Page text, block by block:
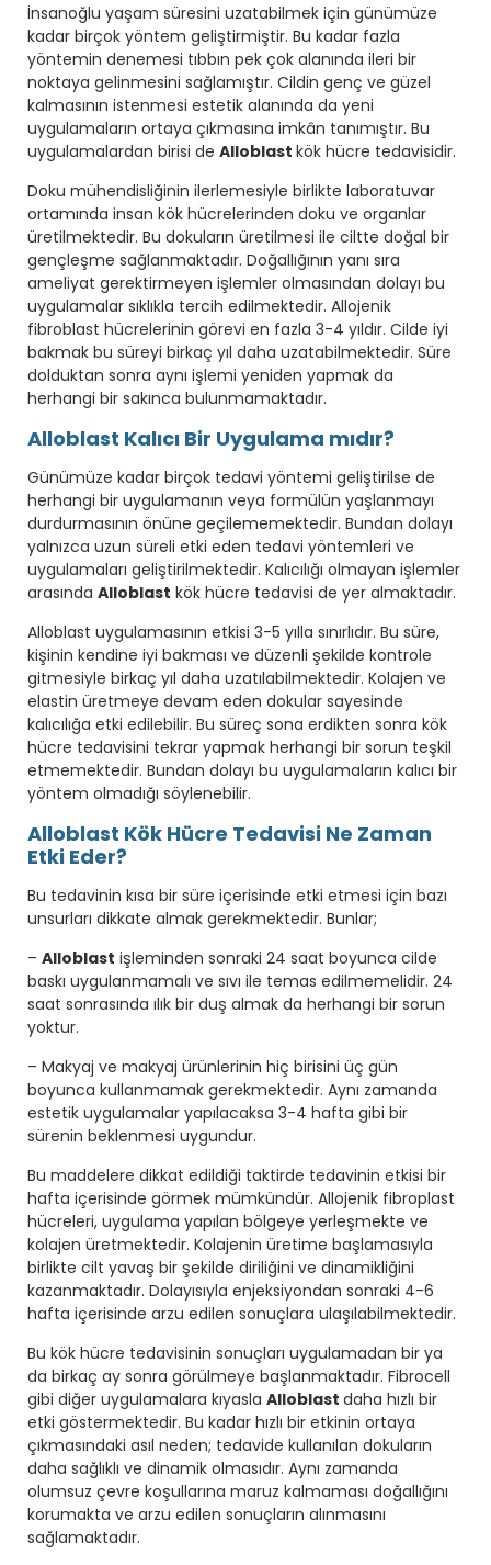
İnsanoğlu yaşam süresini uzatabilmek için günümüze
kadar birçok yöntem geliştirmiştir. Bu kadar fazla
yöntemin denemesi tıbbın pek çok alanında ileri bir
noktaya gelinmesini sağlamıştır. Cildin genç ve güzel
kalmasının istenmesi estetik alanında da yeni
uygulamaların ortaya çıkmasına imkân tanımıştır. Bu
uygulamalardan birisi de Alloblast kök hücre tedavisidir.
Doku mühendisliğinin ilerlemesiyle birlikte laboratuvar
ortamında insan kök hücrelerinden doku ve organlar
üretilmektedir. Bu dokuların üretilmesi ile ciltte doğal bir
gençleşme sağlanmaktadır. Doğallığının yanı sıra
ameliyat gerektirmeyen işlemler olmasından dolayı bu
uygulamalar sıklıkla tercih edilmektedir. Allojenik
fibroblast hücrelerinin görevi en fazla 3-4 yıldır. Cilde iyi
bakmak bu süreyi birkaç yıl daha uzatabilmektedir. Süre
dolduktan sonra aynı işlemi yeniden yapmak da
herhangi bir sakınca bulunmamaktadır.
Alloblast Kalıcı Bir Uygulama mıdır?
Günümüze kadar birçok tedavi yöntemi geliştirilse de
herhangi bir uygulamanın veya formülün yaşlanmayı
durdurmasının önüne geçilememektedir. Bundan dolayı
yalnızca uzun süreli etki eden tedavi yöntemleri ve
uygulamaları geliştirilmektedir. Kalıcılığı olmayan işlemler
arasında Alloblast kök hücre tedavisi de yer almaktadır.
Alloblast uygulamasının etkisi 3-5 yılla sınırlıdır. Bu süre,
kişinin kendine iyi bakması ve düzenli şekilde kontrole
gitmesiyle birkaç yıl daha uzatılabilmektedir. Kolajen ve
elastin üretmeye devam eden dokular sayesinde
kalıcılığa etki edilebilir. Bu süreç sona erdikten sonra kök
hücre tedavisini tekrar yapmak herhangi bir sorun teşkil
etmemektedir. Bundan dolayı bu uygulamaların kalıcı bir
yöntem olmadığı söylenebilir.
Alloblast Kök Hücre Tedavisi Ne Zaman
Etki Eder?
Bu tedavinin kısa bir süre içerisinde etki etmesi için bazı
unsurları dikkate almak gerekmektedir. Bunlar;
– Alloblast işleminden sonraki 24 saat boyunca cilde
baskı uygulanmamalı ve sıvı ile temas edilmemelidir. 24
saat sonrasında ılık bir duş almak da herhangi bir sorun
yoktur.
– Makyaj ve makyaj ürünlerinin hiç birisini üç gün
boyunca kullanmamak gerekmektedir. Aynı zamanda
estetik uygulamalar yapılacaksa 3-4 hafta gibi bir
sürenin beklenmesi uygundur.
Bu maddelere dikkat edildiği taktirde tedavinin etkisi bir
hafta içerisinde görmek mümkündür. Allojenik fibroplast
hücreleri, uygulama yapılan bölgeye yerleşmekte ve
kolajen üretmektedir. Kolajenin üretime başlamasıyla
birlikte cilt yavaş bir şekilde diriliğini ve dinamikliğini
kazanmaktadır. Dolayısıyla enjeksiyondan sonraki 4-6
hafta içerisinde arzu edilen sonuçlara ulaşılabilmektedir.
Bu kök hücre tedavisinin sonuçları uygulamadan bir ya
da birkaç ay sonra görülmeye başlanmaktadır. Fibrocell
gibi diğer uygulamalara kıyasla Alloblast daha hızlı bir
etki göstermektedir. Bu kadar hızlı bir etkinin ortaya
çıkmasındaki asıl neden; tedavide kullanılan dokuların
daha sağlıklı ve dinamik olmasıdır. Aynı zamanda
olumsuz çevre koşullarına maruz kalmaması doğallığını
korumakta ve arzu edilen sonuçların alınmasını
sağlamaktadır.